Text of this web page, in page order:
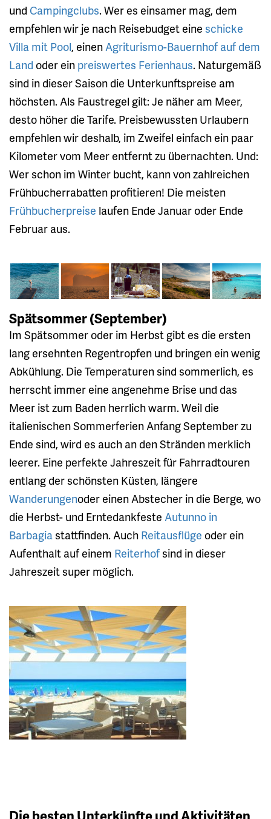
und Campingclubs. Wer es einsamer mag, dem
empfehlen wir je nach Reisebudget eine schicke
Villa mit Pool, einen Agriturismo-Bauernhof auf dem
Land oder ein preiswertes Ferienhaus. Naturgemäß
sind in dieser Saison die Unterkunftspreise am
höchsten. Als Faustregel gilt: Je näher am Meer,
desto höher die Tarife. Preisbewussten Urlaubern
empfehlen wir deshalb, im Zweifel einfach ein paar
Kilometer vom Meer entfernt zu übernachten. Und:
Wer schon im Winter bucht, kann von zahlreichen
Frühbucherrabatten profitieren! Die meisten
Frühbucherpreise laufen Ende Januar oder Ende
Februar aus.
Spätsommer (September)
Im Spätsommer oder im Herbst gibt es die ersten
lang ersehnten Regentropfen und bringen ein wenig
Abkühlung. Die Temperaturen sind sommerlich, es
herrscht immer eine angenehme Brise und das
Meer ist zum Baden herrlich warm. Weil die
italienischen Sommerferien Anfang September zu
Ende sind, wird es auch an den Stränden merklich
leerer. Eine perfekte Jahreszeit für Fahrradtouren
entlang der schönsten Küsten, längere
Wanderungenoder einen Abstecher in die Berge, wo
die Herbst- und Erntedankfeste Autunno in
Barbagiastattfinden. Auch Reitausflüge oder ein
Aufenthalt auf einem Reiterhofsind in dieser
Jahreszeit super möglich.